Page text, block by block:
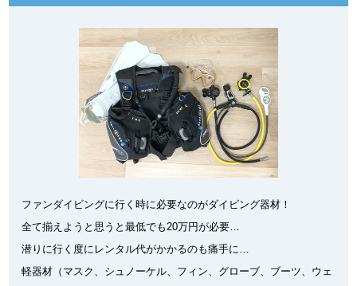
ファンダイビングに行く時に必要なのがダイビング器材！
全て揃えようと思うと最低でも20万円が必要…
潜りに行く度にレンタル代がかかるのも痛手に…
軽器材（マスク、シュノーケル、フィン、グローブ、ブーツ、ウェ